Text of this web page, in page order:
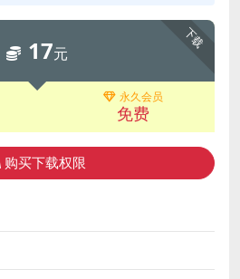
下载
17元
永久会员
免费
购买下载权限